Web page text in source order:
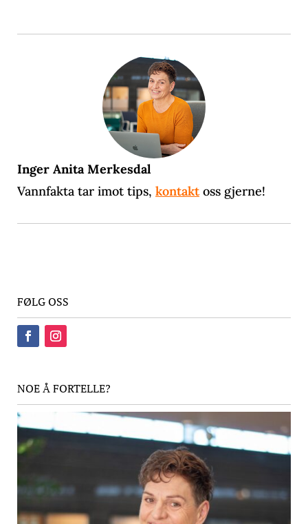
Inger Anita Merkesdal
Vannfakta tar imot tips, kontaktoss gjerne!
FØLG OSS
NOE Å FORTELLE?